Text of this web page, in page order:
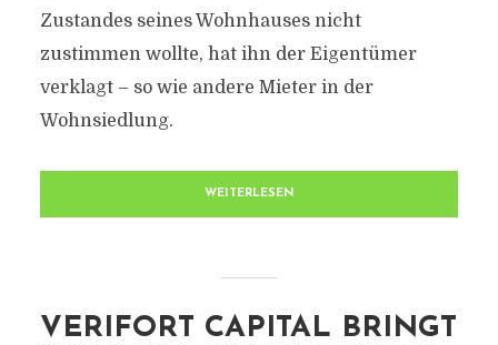
Zustandes seines Wohnhauses nicht
zustimmen wollte, hat ihn der Eigentümer
verklagt – so wie andere Mieter in der
Wohnsiedlung.
WEITERLESEN
VERIFORT CAPITAL BRINGT